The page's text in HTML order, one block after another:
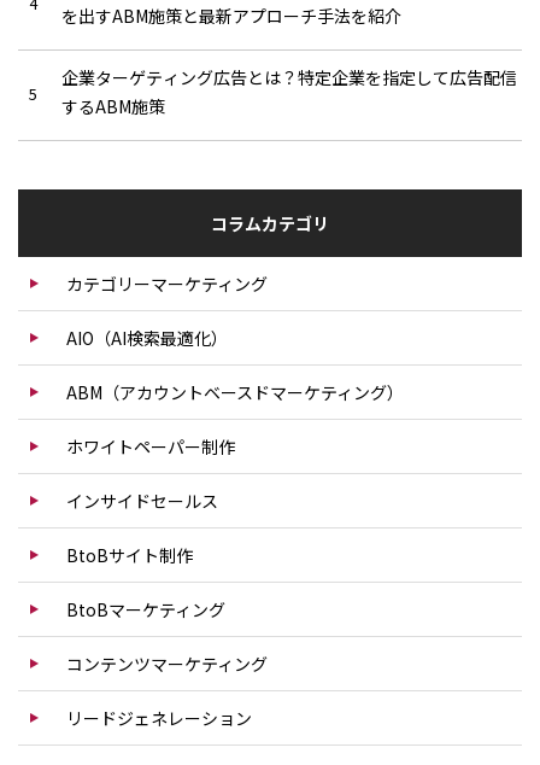
を出すABM施策と最新アプローチ手法を紹介
企業ターゲティング広告とは？特定企業を指定して広告配信
するABM施策
コラムカテゴリ
カテゴリーマーケティング
AIO（AI検索最適化）
ABM（アカウントベースドマーケティング）
ホワイトペーパー制作
インサイドセールス
BtoBサイト制作
BtoBマーケティング
コンテンツマーケティング
リードジェネレーション